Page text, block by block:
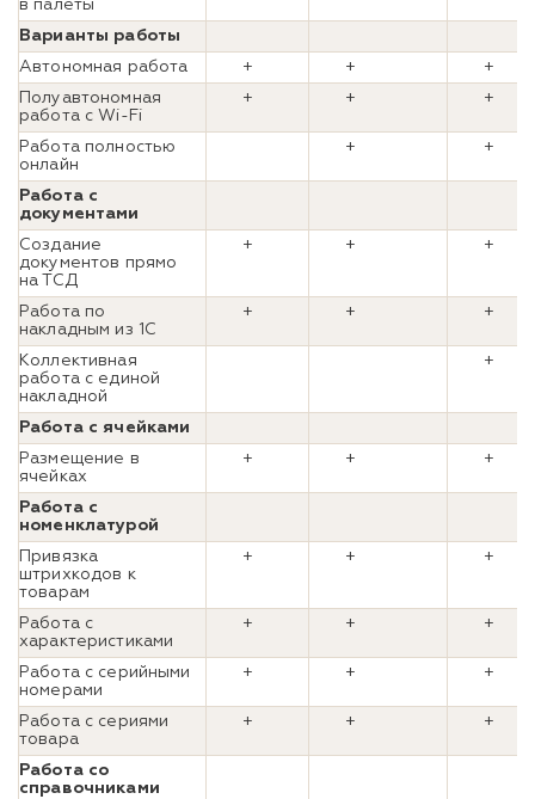
в палеты
Варианты работы
Автономная работа
+ +
+
Полуавтономная
работа с Wi-Fi
+ + +
Работа полностью
онлайн
+ +
Работа с
документами
Создание
документов прямо
на ТСД
+ + +
Работа по
накладным из 1С
+ + +
Коллективная
работа с единой
накладной
+
Работа с ячейками
Размещение в
ячейках
+ + +
Работа с
номенклатурой
Привязка
штрихкодов к
товарам
+ + +
Работа с
характеристиками
+ + +
Работа с серийными
номерами
+ + +
Работа с сериями
товара
+ + +
Работа со
справочниками